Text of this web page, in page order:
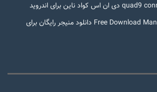
دانلود Free Download Manager 6.30 دانلود منیجر رایگان برای